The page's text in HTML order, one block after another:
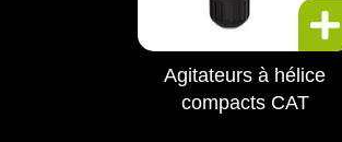
Agitateurs à hélice
compacts CAT